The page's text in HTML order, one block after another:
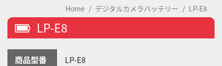
Home デジタルカメラバッテリー LP-E8
LP-E8
商品型番
LP-E8